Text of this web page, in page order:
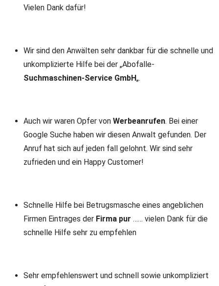
Vielen Dank dafür!
Wir sind den Anwälten sehr dankbar für die schnelle und
unkomplizierte Hilfe bei der „Abofalle-
Suchmaschinen-Service GmbH„.
Auch wir waren Opfer von Werbeanrufen. Bei einer
Google Suche haben wir diesen Anwalt gefunden. Der
Anruf hat sich auf jeden fall gelohnt. Wir sind sehr
zufrieden und ein Happy Customer!
Schnelle Hilfe bei Betrugsmasche eines angeblichen
Firmen Eintrages der Firma pur …… vielen Dank für die
schnelle Hilfe sehr zu empfehlen
Sehr empfehlenswert und schnell sowie unkompliziert